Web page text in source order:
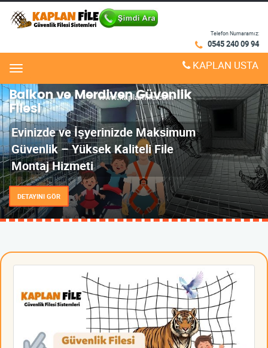
Telefon Numaramız:
0545 240 09 94
Menu KAPLAN USTA
Balkon ve Merdiven Güvenlik
Filesi
Evinizde ve İşyerinizde Maksimum
Güvenlik – Yüksek Kaliteli File
Montaj Hizmeti
DETAYINI GÖR